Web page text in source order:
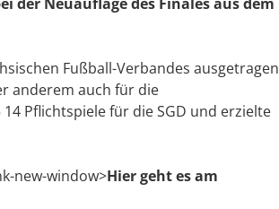
Fußball-Verbandes ausgetragen
anderem auch für die
Pflichtspiele für die SGD und erzielte
new-window>Hier geht es am